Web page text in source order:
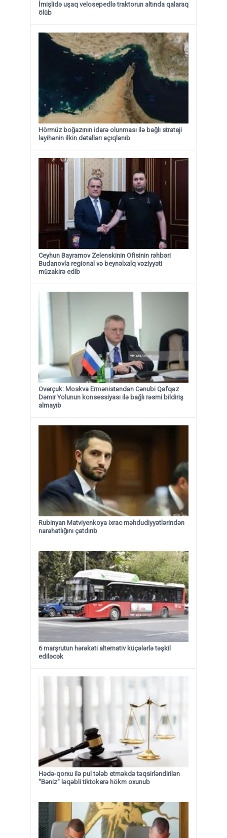
İmişlidə uşaq velosepedlə traktorun altında qalaraq
ölüb
Hörmüz boğazının idarə olunması ilə bağlı strateji
layihənin ilkin detalları açıqlanıb
Ceyhun Bayramov Zelenskinin Ofisinin rəhbəri
Budanovla regional və beynəlxalq vəziyyəti
müzakirə edib
Overçuk: Moskva Ermənistandan Cənubi Qafqaz
Dəmir Yolunun konsessiyası ilə bağlı rəsmi bildiriş
almayıb
Rubinyan Matviyenkoya ixrac məhdudiyyətlərindən
narahatlığını çatdırıb
6 marşrutun hərəkəti alternativ küçələrlə təşkil
ediləcək
Hədə-qorxu ilə pul tələb etməkdə təqsirləndirilən
"Bəniz" ləqəbli tiktokerə hökm oxunub